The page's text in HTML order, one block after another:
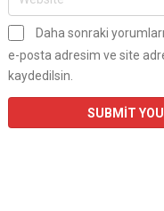
Daha sonraki
e-posta adresim ve site
kaydedilsin.